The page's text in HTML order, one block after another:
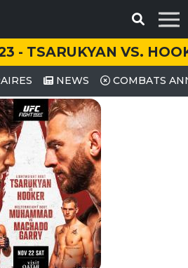
- TSARUKYAN VS.
NEWS COMBATS